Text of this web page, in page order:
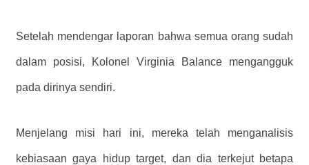
Setelah mendengar laporan bahwa semua orang sudah
dalam posisi, Kolonel Virginia Balance mengangguk
pada dirinya sendiri.
Menjelang misi hari ini, mereka telah menganalisis
kebiasaan gaya hidup target, dan dia terkejut betapa